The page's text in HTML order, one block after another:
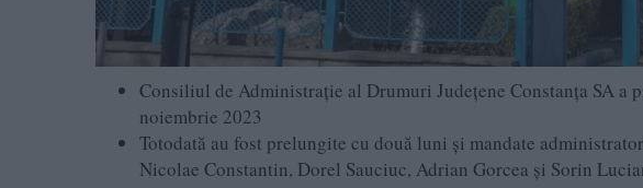
Consiliul de Administraţie al Drumuri Județene Constanța SA
noiembrie 2023
Totodată au fost prelungite cu două luni și mandate
Nicolae Constantin, Dorel Sauciuc, Adrian Gorcea și Sorin